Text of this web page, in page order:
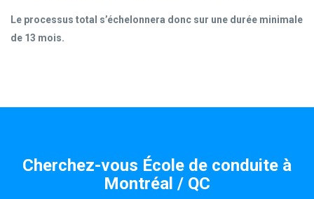
Le processus total s’échelonnera donc sur une durée minimale
de 13 mois.
Cherchez-vous École de conduite à
Montréal / QC